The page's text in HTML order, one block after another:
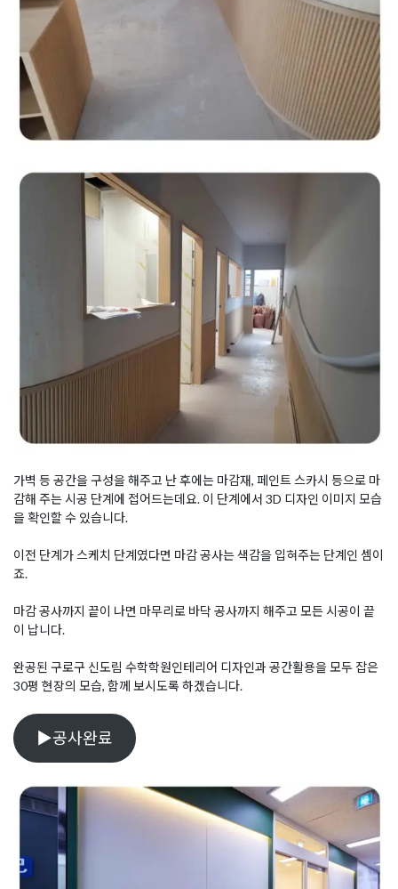
가벽 등 공간을 구성을 해주고 난 후에는 마감재, 페인트 스카시 등으로 마
감해 주는 시공 단계에 접어드는데요. 이 단계에서 3D 디자인 이미지 모습
을 확인할 수 있습니다.
이전 단계가 스케치 단계였다면 마감 공사는 색감을 입혀주는 단계인 셈이
죠.
마감 공사까지 끝이 나면 마무리로 바닥 공사까지 해주고 모든 시공이 끝
이 납니다.
완공된 구로구 신도림 수학학원인테리어 디자인과 공간활용을 모두 잡은
30평 현장의 모습, 함께 보시도록 하겠습니다.
▶공사완료